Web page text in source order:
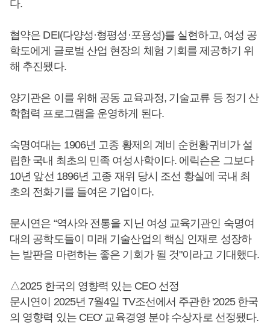
다.
협약은 DEI(다양성·형평성·포용성)를 실현하고, 여성 공
학도에게 글로벌 산업 현장의 체험 기회를 제공하기 위
해 추진됐다.
양기관은 이를 위해 공동 교육과정, 기술교류 등 정기 산
학협력 프로그램을 운영하게 된다.
숙명여대는 1906년 고종 황제의 계비 순헌황귀비가 설
립한 국내 최초의 민족 여성사학이다. 에릭슨은 그보다
10년 앞선 1896년 고종 재위 당시 조선 황실에 국내 최
초의 전화기를 들여온 기업이다.
문시연은 “역사와 전통을 지닌 여성 교육기관인 숙명여
대의 공학도들이 미래 기술산업의 핵심 인재로 성장하
는 발판을 마련하는 좋은 기회가 될 것"이라고 기대했다.
△2025 한국의 영향력 있는 CEO 선정
문시연이 2025년 7월4일 TV조선에서 주관한 '2025 한국
의 영향력 있는 CEO' 교육경영 분야 수상자로 선정됐다.